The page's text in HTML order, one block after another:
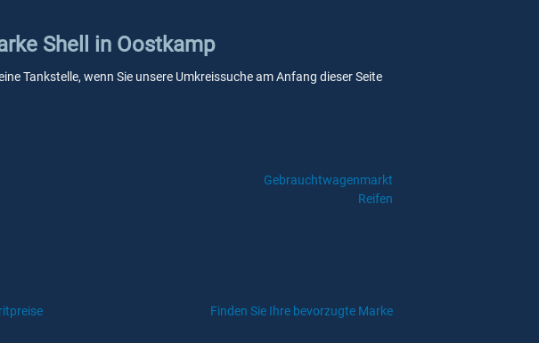
Shell in Oostkamp
Tankstelle, wenn Sie unsere Umkreissuche am Anfang dieser Seite
Gebrauchtwagenmarkt
Reifen
Finden Sie Ihre bevorzugte Marke